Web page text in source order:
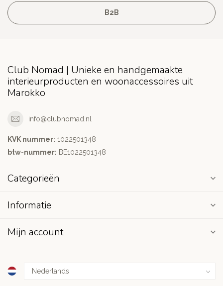
B2B
Club Nomad | Unieke en handgemaakte
interieurproducten en woonaccessoires uit
Marokko
info@clubnomad.nl
KVK nummer: 1022501348
btw-nummer: BE1022501348
Categorieën
Informatie
Mijn account